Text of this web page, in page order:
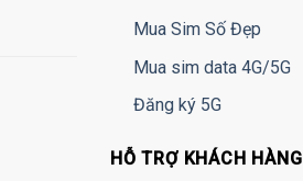
Mua Sim Số Đẹp
Mua sim data 4G/5G
Đăng ký 5G
HỖ TRỢ KHÁCH HÀNG